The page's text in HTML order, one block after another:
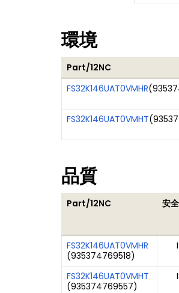
環境
Part/12NC
FS32K146UAT0VMHR(
FS32K146UAT0VMHT(
品質
Part/12NC 安
FS32K146UAT0VMHR
(935374769518)
FS32K146UAT0VMHT
(935374769557)